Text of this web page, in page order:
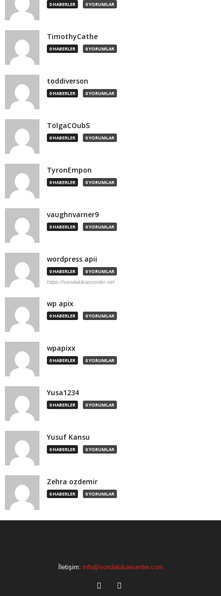
0 HABERLER 0 YORUMLAR
TimothyCathe
0 HABERLER 0 YORUMLAR
toddiverson
0 HABERLER 0 YORUMLAR
TolgaCOubS
0 HABERLER 0 YORUMLAR
TyronEmpon
0 HABERLER 0 YORUMLAR
vaughnvarner9
0 HABERLER 0 YORUMLAR
wordpress apii
0 HABERLER 0 YORUMLAR
https://sondakikaesenler.net
wp apix
0 HABERLER 0 YORUMLAR
wpapixx
0 HABERLER 0 YORUMLAR
Yusa1234
0 HABERLER 0 YORUMLAR
Yusuf Kansu
0 HABERLER 0 YORUMLAR
Zehra ozdemir
0 HABERLER 0 YORUMLAR
İletişim: info@sondakikaesenler.com